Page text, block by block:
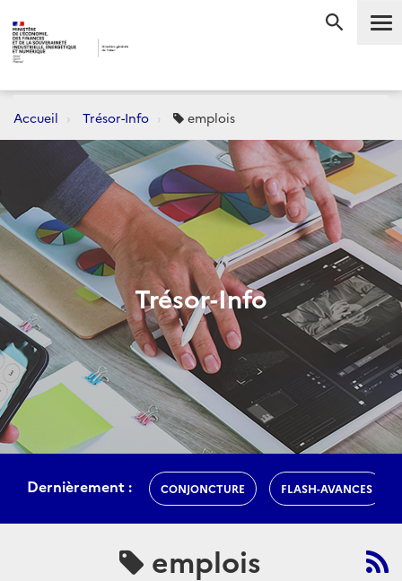
Accueil Trésor-Info emplois
Trésor-Info
Dernièrement : CONJONCTURE FLASH-AVANCES
emplois